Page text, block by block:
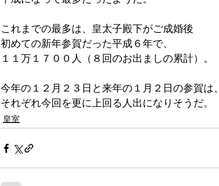
これまでの最多は、皇太子殿下がご成婚後
初めての新年参賀だった平成６年で、
１１万１７００人（８回のお出ましの累計）。
今年の１２月２３日と来年の１月２日の参賀は、
それぞれ今回を更に上回る人出になりそうだ。
皇室